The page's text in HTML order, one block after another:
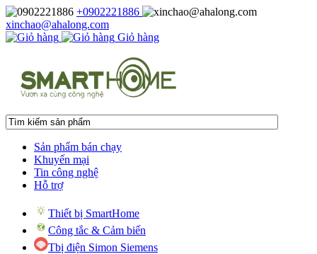
+0902221886
xinchao@ahalong.com
Giỏ hàng
Sản phẩm bán chạy
Khuyến mại
Tin công nghệ
Hỗ trợ
Thiết bị SmartHome
Công tắc & Cảm biến
Tbị điện Simon Siemens